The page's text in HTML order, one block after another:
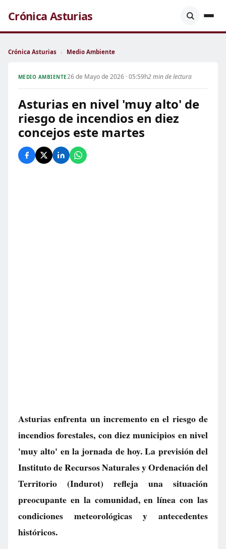
Crónica Asturias
Crónica Asturias › Medio Ambiente
MEDIO AMBIENTE26 de Mayo de 2026 · 05:59h2 min de lectura
Asturias en nivel 'muy alto' de
riesgo de incendios en diez
concejos este martes
Asturias enfrenta un incremento en el riesgo de
incendios forestales, con diez municipios en nivel
'muy alto' en la jornada de hoy. La previsión del
Instituto de Recursos Naturales y Ordenación del
Territorio (Indurot) refleja una situación
preocupante en la comunidad, en línea con las
condiciones meteorológicas y antecedentes
históricos.